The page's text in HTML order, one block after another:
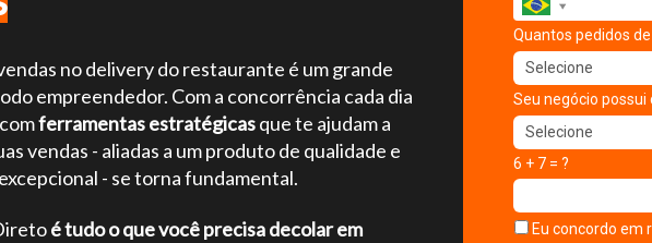
no delivery do restaurante é um grande
empreendedor. Com a concorrência cada dia
ferramentas estratégicasque te ajudam a
vendas - aliadas a um produto de qualidade e
- se torna fundamental.
é tudo o que você precisa decolar em
Quantos pedidos
Seu negócio
6 + 7 = ?
Eu concordo em